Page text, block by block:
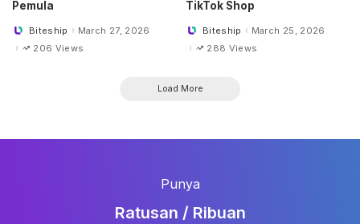
Pemula
PostedBiteship
March 27, 2026
206 Views
TikTok Shop
PostedBiteship
March 25, 2026
288 Views
Load More
Punya
Ratusan / Ribuan